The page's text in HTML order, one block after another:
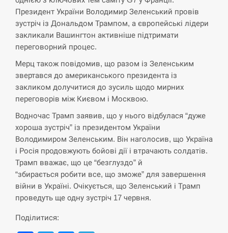
СЕРПЕНЬ
13:10
Тайвань проводить найбільші військові
навчання на тлі загрози вторгнення з…
СЕРПЕНЬ
12:53
США обсуждают лицензии на Patriot для
Украины, несмотря на сомнения…
СЕРПЕНЬ
12:40
Латвія готова направити до 20
військових для розблокування
Ормузької протоки
СЕРПЕНЬ
Силы обороны поразили российскую
Президент України Володимир Зеленський провів
зустріч із Дональдом Трампом, а європейські лідери
закликали Вашингтон активніше підтримати
переговорний процес.
Мерц також повідомив, що разом із Зеленським
звертався до американського президента із
закликом долучитися до зусиль щодо мирних
переговорів між Києвом і Москвою.
Водночас Трамп заявив, що у нього відбулася “дуже
хороша зустріч” із президентом України
Володимиром Зеленським. Він наголосив, що Україна
і Росія продовжують бойові дії і втрачають солдатів.
Трамп вважає, що це “безглуздо” й
“збирається робити все, що зможе” для завершення
війни в Україні. Очікується, що Зеленський і Трамп
проведуть ще одну зустріч 17 червня.
Поділитися: